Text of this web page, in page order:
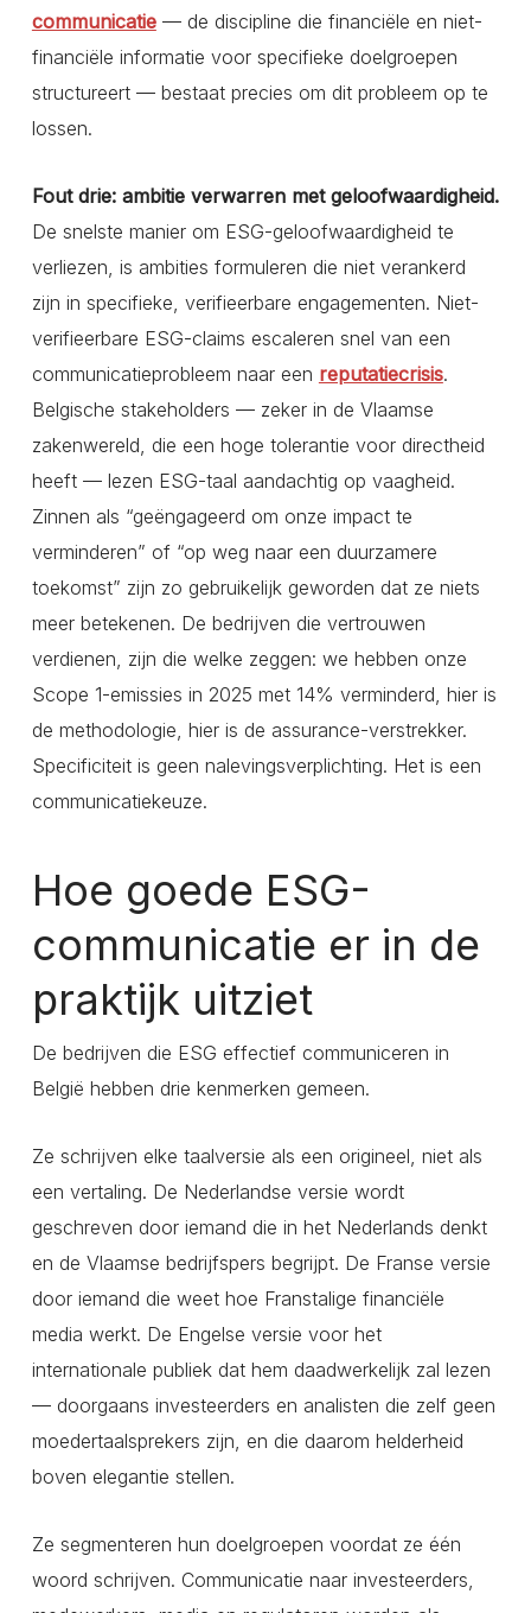
communicatie— de discipline die financiële en niet-
financiële informatie voor specifieke doelgroepen
structureert — bestaat precies om dit probleem op te
lossen.
Fout drie: ambitie verwarren met geloofwaardigheid.
De snelste manier om ESG-geloofwaardigheid te
verliezen, is ambities formuleren die niet verankerd
zijn in specifieke, verifieerbare engagementen. Niet-
verifieerbare ESG-claims escaleren snel van een
communicatieprobleem naar een reputatiecrisis.
Belgische stakeholders — zeker in de Vlaamse
zakenwereld, die een hoge tolerantie voor directheid
heeft — lezen ESG-taal aandachtig op vaagheid.
Zinnen als “geëngageerd om onze impact te
verminderen” of “op weg naar een duurzamere
toekomst” zijn zo gebruikelijk geworden dat ze niets
meer betekenen. De bedrijven die vertrouwen
verdienen, zijn die welke zeggen: we hebben onze
Scope 1-emissies in 2025 met 14% verminderd, hier is
de methodologie, hier is de assurance-verstrekker.
Specificiteit is geen nalevingsverplichting. Het is een
communicatiekeuze.
Hoe goede ESG-
communicatie er in de
praktijk uitziet
De bedrijven die ESG effectief communiceren in
België hebben drie kenmerken gemeen.
Ze schrijven elke taalversie als een origineel, niet als
een vertaling. De Nederlandse versie wordt
geschreven door iemand die in het Nederlands denkt
en de Vlaamse bedrijfspers begrijpt. De Franse versie
door iemand die weet hoe Franstalige financiële
media werkt. De Engelse versie voor het
internationale publiek dat hem daadwerkelijk zal lezen
— doorgaans investeerders en analisten die zelf geen
moedertaalsprekers zijn, en die daarom helderheid
boven elegantie stellen.
Ze segmenteren hun doelgroepen voordat ze één
woord schrijven. Communicatie naar investeerders,